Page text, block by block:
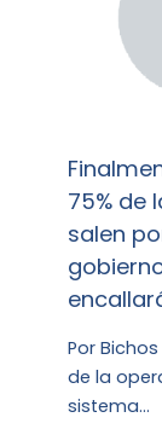
75% de
salen
Por
de la
sistema…